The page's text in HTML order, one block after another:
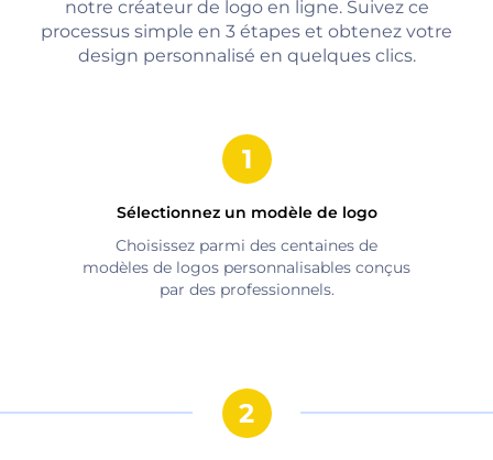
notre créateur de logo en ligne. Suivez ce
processus simple en 3 étapes et obtenez votre
design personnalisé en quelques clics.
Sélectionnez un modèle de logo
Choisissez parmi des centaines de
modèles de logos personnalisables conçus
par des professionnels.